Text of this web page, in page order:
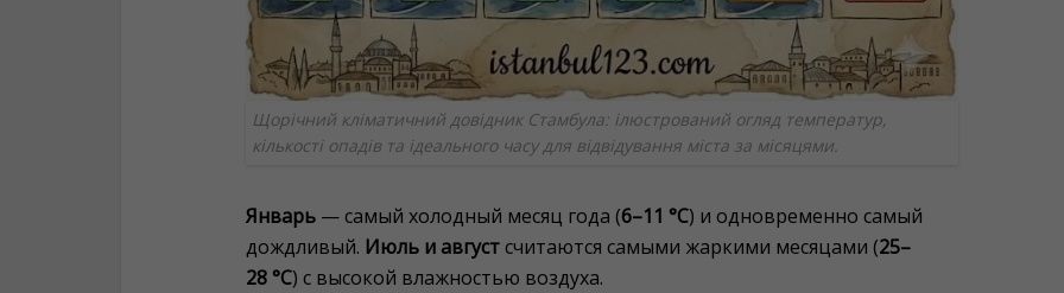
Щорічний кліматичний довідник Стамбула: ілюстрований огляд температур,
кількості опадів та ідеального часу для відвідування міста за місяцями.
Январь — самый холодный месяц года (6–11 °C) и одновременно самый
дождливый. Июль и августсчитаются самыми жаркими месяцами (25–
28 °C) с высокой влажностью воздуха.